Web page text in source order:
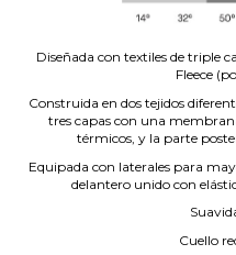
Diseñada con textiles de triple
Fleece
Construida en dos tejidos
tres capas con una
térmicos, y la parte
Equipada con laterales para
delantero unido con
Cuello